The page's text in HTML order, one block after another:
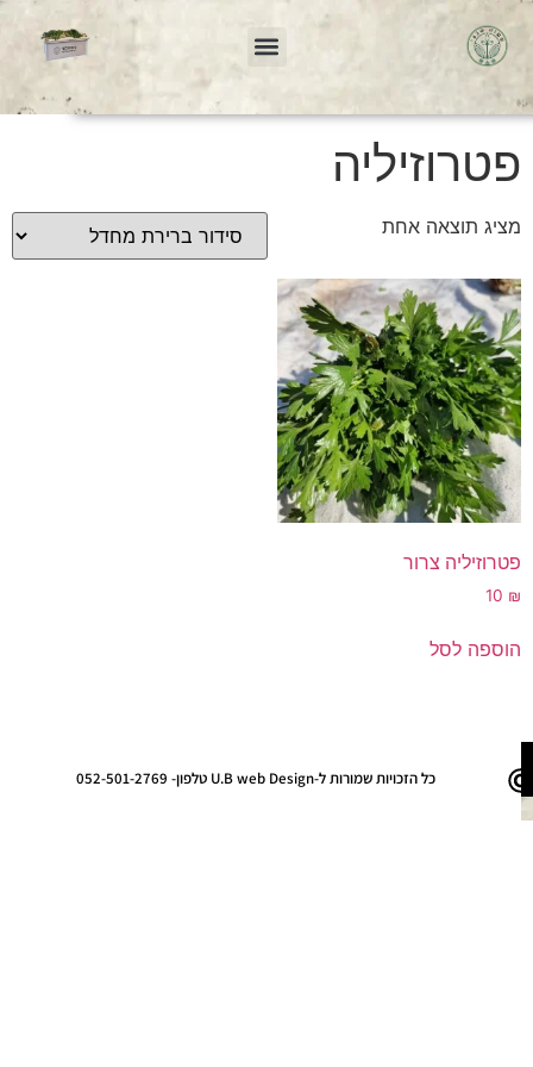
עמוד הבית / מוצרים המתויגים “פטרוזיליה”
פטרוזיליה
מציג תוצאה אחת
פטרוזיליה צרור
10 ₪
הוספה לסל
כל הזכויות שמורות ל-U.B web Design טלפון- 052-501-2769